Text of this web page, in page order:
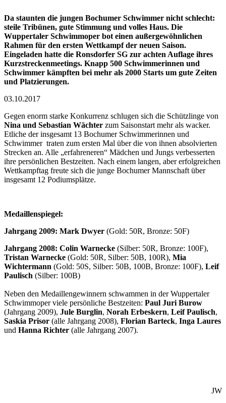
Da staunten die jungen Bochumer Schwimmer nicht schlecht:
steile Tribünen, gute Stimmung und volles Haus. Die
Wuppertaler Schwimmoper bot einen außergewöhnlichen
Rahmen für den ersten Wettkampf der neuen Saison.
Eingeladen hatte die Ronsdorfer SG zur achten Auflage ihres
Kurzstreckenmeetings. Knapp 500 Schwimmerinnen und
Schwimmer kämpften bei mehr als 2000 Starts um gute Zeiten
und Platzierungen.
03.10.2017
Gegen enorm starke Konkurrenz schlugen sich die Schützlinge von
Nina und Sebastian Wächter zum Saisonstart mehr als wacker.
Etliche der insgesamt 13 Bochumer Schwimmerinnen und
Schwimmer traten zum ersten Mal über die von ihnen absolvierten
Strecken an. Alle „erfahreneren“ Mädchen und Jungs verbesserten
ihre persönlichen Bestzeiten. Nach einem langen, aber erfolgreichen
Wettkampftag freute sich die junge Bochumer Mannschaft über
insgesamt 12 Podiumsplätze.
Medaillenspiegel:
Jahrgang 2009: Mark Dwyer (Gold: 50R, Bronze: 50F)
Jahrgang 2008: Colin Warnecke (Silber: 50R, Bronze: 100F),
Tristan Warnecke (Gold: 50R, Silber: 50B, 100R), Mia
Wichtermann (Gold: 50S, Silber: 50B, 100B, Bronze: 100F), Leif
Paulisch (Silber: 100B)
Neben den Medaillengewinnern schwammen in der Wuppertaler
Schwimmoper viele persönliche Bestzeiten: Paul Juri Burow
(Jahrgang 2009), Jule Burglin, Norah Erbeskern, Leif Paulisch,
Saskia Prisor (alle Jahrgang 2008), Florian Barteck, Inga Laures
und Hanna Richter (alle Jahrgang 2007).
JW